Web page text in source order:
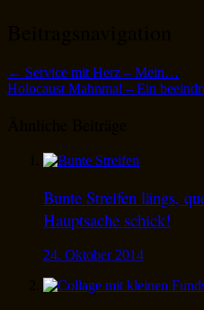
← Service mit Herz – Mein…
Holocaust Mahnmal – Ein
Bunte Streifen längs,
Hauptsache schick!
24. Oktober 2014